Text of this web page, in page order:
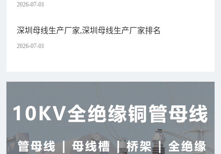
2026-07-01
深圳母线生产厂家,深圳母线生产厂家排名
2026-07-01